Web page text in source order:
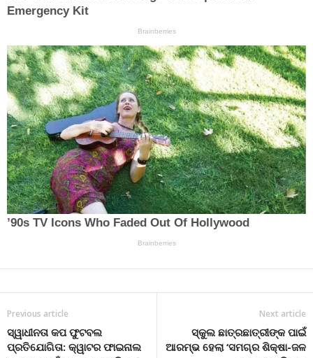
Previous article
ସ୍ୱାଧୀନତା କପ ଫୁଟବଲ
ପ୍ରତିଯୋଗିତା: କ୍ୱାଟର ଫାଇନାଲ
Next article
ସ୍କୁଲ ଛାତ୍ରଛାତ୍ରୀଙ୍କ ପାଇଁ
ଆରମ୍ଭ ହେଲା ‘ସମଗ୍ର ଶିକ୍ଷା-ଜଳ